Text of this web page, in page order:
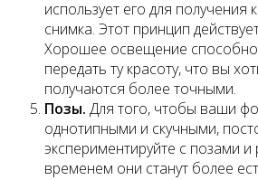
использует его для получения
снимка. Этот принцип
Хорошее освещение
передать ту красоту, что вы
получаются более точными.
Позы. Для того, чтобы ваши
однотипными и скучными,
экспериментируйте с позами и
временем они станут более